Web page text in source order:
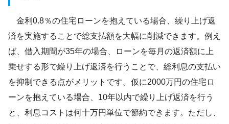
金利0.8％の住宅ローンを抱えている場合、繰り上げ返
済を実施することで総支払額を大幅に削減できます。例え
ば、借入期間が35年の場合、ローンを毎月の返済額に上
乗せする形で繰り上げ返済を行うことで、総利息の支払い
を抑制できる点がメリットです。仮に2000万円の住宅ロ
ーンを抱えている場合、10年以内で繰り上げ返済を行う
と、利息コストは何十万円単位で節約できます。ただし、